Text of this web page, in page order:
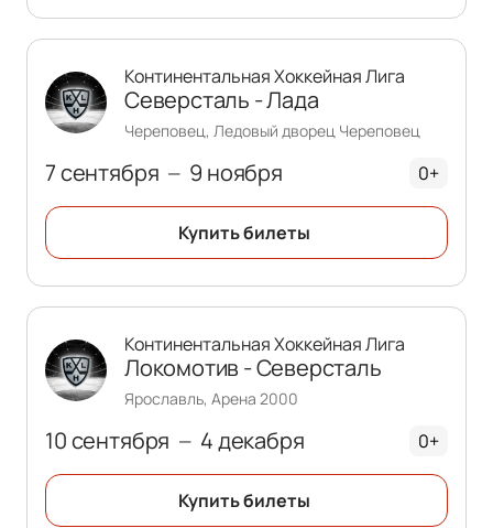
7 сентября — 9 ноября
Континентальная Хоккейная Лига
Северсталь - Лада
Череповец, Ледовый дворец Череповец
0+
Купить билеты
10 сентября — 4 декабря
Континентальная Хоккейная Лига
Локомотив - Северсталь
Ярославль, Арена 2000
0+
Купить билеты